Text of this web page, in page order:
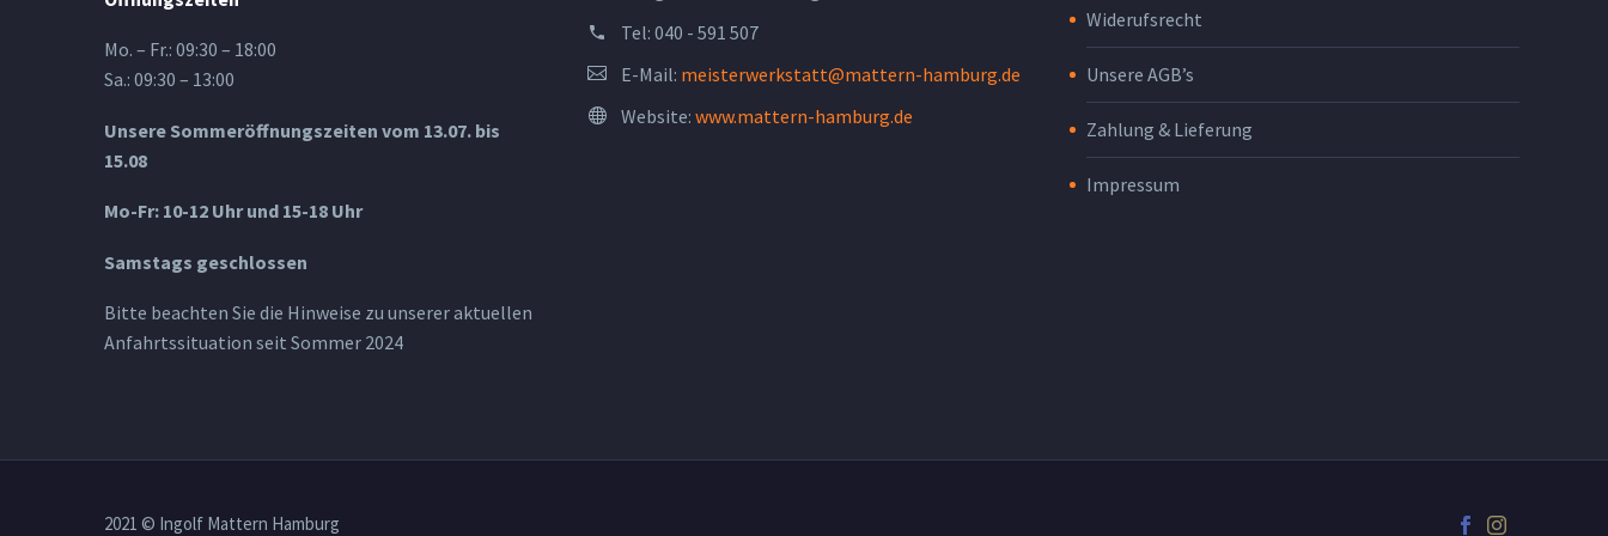
Mo. – Fr.: 09:30 – 18:00
Sa.: 09:30 – 13:00
Unsere Sommeröffnungszeiten vom 13.07. bis
15.08
Mo-Fr: 10-12 Uhr und 15-18 Uhr
Samstags geschlossen
Bitte beachten Sie die Hinweise zu unserer aktuellen
Anfahrtssituation seit Sommer 2024
Tel: 040 - 591 507
E-Mail: meisterwerkstatt@mattern-hamburg.de
Website: www.mattern-hamburg.de
Widerufsrecht
Unsere AGB’s
Zahlung & Lieferung
Impressum
2021 © Ingolf Mattern Hamburg